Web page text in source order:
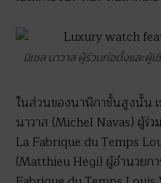
มิเชล นาวาส ผู้ร่วมก่อตั้งและผู้
ในส่วนของนาฬิกาชั้นสูงนั้น เ
นาวาส (Michel Navas) ผู้ร่
La Fabrique du Temps
(Matthieu Hegi) ผู้อำนวยก